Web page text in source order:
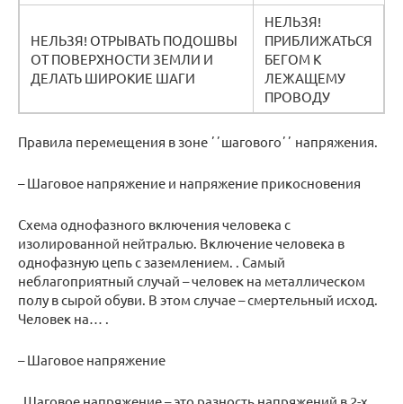
НЕЛЬЗЯ! ОТРЫВАТЬ ПОДОШВЫ
ОТ ПОВЕРХНОСТИ ЗЕМЛИ И
ДЕЛАТЬ ШИРОКИЕ ШАГИ
НЕЛЬЗЯ!
ПРИБЛИЖАТЬСЯ
БЕГОМ К
ЛЕЖАЩЕМУ
ПРОВОДУ
Правила перемещения в зоне ʼʼшаговогоʼʼ напряжения.
– Шаговое напряжение и напряжение прикосновения
Схема однофазного включения человека с
изолированной нейтралью. Включение человека в
однофазную цепь с заземлением. . Самый
неблагоприятный случай – человек на металлическом
полу в сырой обуви. В этом случае – смертельный исход.
Человек на… .
– Шаговое напряжение